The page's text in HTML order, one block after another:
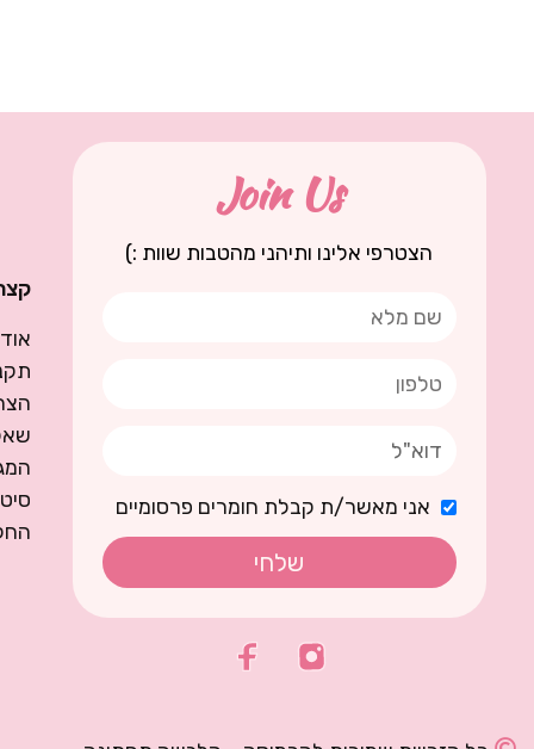
Join Us
הצטרפי אלינו ותיהני מהטבות שוות :)
אני מאשר/ת קבלת חומרים פרסומיים
שלחי